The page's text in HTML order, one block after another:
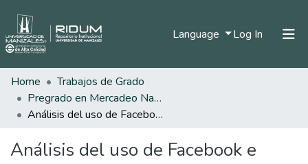
Language Log In (current)
Home
Trabajos de Grado
Pregrado en Mercadeo Nacional e Internacional
Análisis del uso de Facebook e Instagram como herramienta para construir confianza en las empresas de cosmética del Eje Cafetero
Análisis del uso de Facebook e